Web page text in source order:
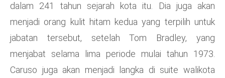
dalam 241 tahun sejarah kota itu. Dia juga akan
menjadi orang kulit hitam kedua yang terpilih untuk
jabatan tersebut, setelah Tom Bradley, yang
menjabat selama lima periode mulai tahun 1973.
Caruso juga akan menjadi langka di suite walikota